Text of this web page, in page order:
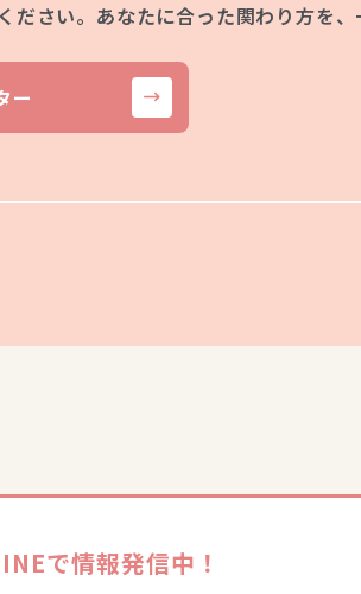
ださい。あなたに合った関わり方を、
ー
で情報発信中！